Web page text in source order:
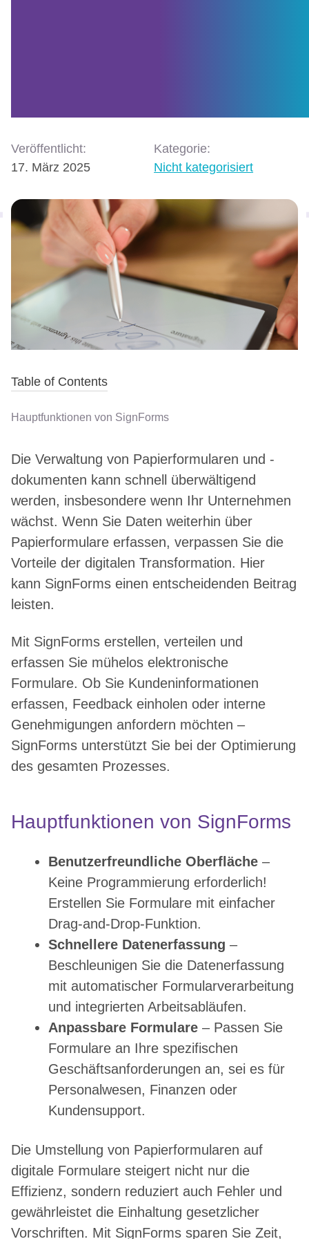
Veröffentlicht:
17. März 2025
Kategorie:
Nicht kategorisiert
Table of Contents
Hauptfunktionen von SignForms
Die Verwaltung von Papierformularen und -
dokumenten kann schnell überwältigend
werden, insbesondere wenn Ihr Unternehmen
wächst. Wenn Sie Daten weiterhin über
Papierformulare erfassen, verpassen Sie die
Vorteile der digitalen Transformation. Hier
kann SignForms einen entscheidenden Beitrag
leisten.
Mit SignForms erstellen, verteilen und
erfassen Sie mühelos elektronische
Formulare. Ob Sie Kundeninformationen
erfassen, Feedback einholen oder interne
Genehmigungen anfordern möchten –
SignForms unterstützt Sie bei der Optimierung
des gesamten Prozesses.
Hauptfunktionen von SignForms
Benutzerfreundliche Oberfläche –
Keine Programmierung erforderlich!
Erstellen Sie Formulare mit einfacher
Drag-and-Drop-Funktion.
Schnellere Datenerfassung –
Beschleunigen Sie die Datenerfassung
mit automatischer Formularverarbeitung
und integrierten Arbeitsabläufen.
Anpassbare Formulare – Passen Sie
Formulare an Ihre spezifischen
Geschäftsanforderungen an, sei es für
Personalwesen, Finanzen oder
Kundensupport.
Die Umstellung von Papierformularen auf
digitale Formulare steigert nicht nur die
Effizienz, sondern reduziert auch Fehler und
gewährleistet die Einhaltung gesetzlicher
Vorschriften. Mit SignForms sparen Sie Zeit,